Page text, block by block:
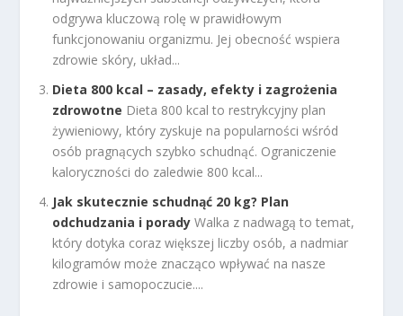
odgrywa kluczową rolę w prawidłowym
funkcjonowaniu organizmu. Jej obecność wspiera
zdrowie skóry, układ...
Dieta 800 kcal – zasady, efekty i zagrożenia
zdrowotne Dieta 800 kcal to restrykcyjny plan
żywieniowy, który zyskuje na popularności wśród
osób pragnących szybko schudnąć. Ograniczenie
kaloryczności do zaledwie 800 kcal...
Jak skutecznie schudnąć 20 kg? Plan
odchudzania i porady Walka z nadwagą to temat,
który dotyka coraz większej liczby osób, a nadmiar
kilogramów może znacząco wpływać na nasze
zdrowie i samopoczucie....